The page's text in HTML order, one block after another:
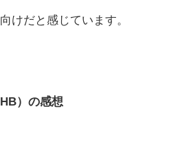
けだと感じています。
）の感想